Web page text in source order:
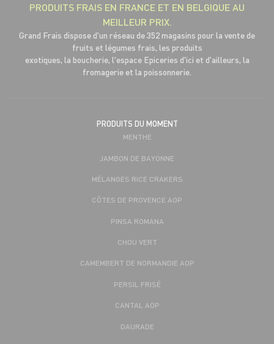
PRODUITS FRAIS EN FRANCE ET EN BELGIQUE AU
MEILLEUR PRIX.
Grand Frais dispose d'un réseau de 352 magasins pour la vente de
fruits et légumes frais, les produits
exotiques, la boucherie, l'espace Epiceries d'ici et d'ailleurs, la
fromagerie et la poissonnerie.
PRODUITS DU MOMENT
MENTHE
JAMBON DE BAYONNE
MÉLANGES RICE CRAKERS
CÔTES DE PROVENCE AOP
PINSA ROMANA
CHOU VERT
CAMEMBERT DE NORMANDIE AOP
PERSIL FRISÉ
CANTAL AOP
DAURADE